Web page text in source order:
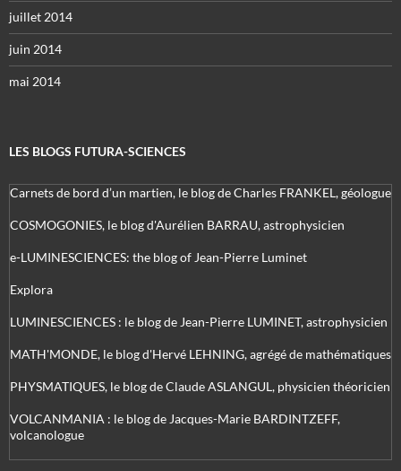
juillet 2014
juin 2014
mai 2014
LES BLOGS FUTURA-SCIENCES
Carnets de bord d’un martien, le blog de Charles FRANKEL, géologue
COSMOGONIES, le blog d'Aurélien BARRAU, astrophysicien
e-LUMINESCIENCES: the blog of Jean-Pierre Luminet
Explora
LUMINESCIENCES : le blog de Jean-Pierre LUMINET, astrophysicien
MATH'MONDE, le blog d'Hervé LEHNING, agrégé de mathématiques
PHYSMATIQUES, le blog de Claude ASLANGUL, physicien théoricien
VOLCANMANIA : le blog de Jacques-Marie BARDINTZEFF,
volcanologue